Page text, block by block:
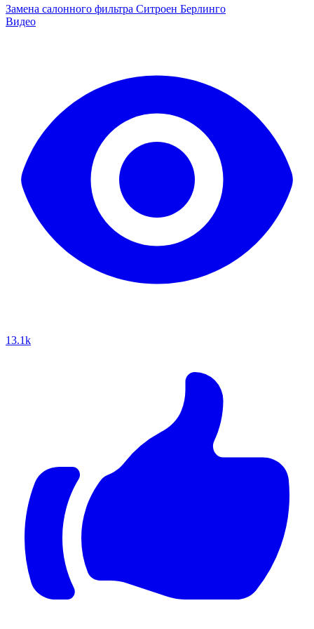
Замена салонного фильтра Ситроен Берлинго
Видео
13.1k